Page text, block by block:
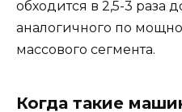
обходится в 2,5-3 раза
аналогичного по
массового сегмента.
Когда такие